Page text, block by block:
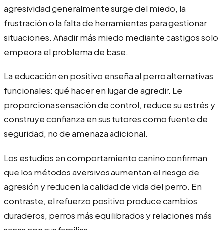
agresividad generalmente surge del miedo, la
frustración o la falta de herramientas para gestionar
situaciones. Añadir más miedo mediante castigos solo
empeora el problema de base.
La educación en positivo enseña al perro alternativas
funcionales: qué hacer en lugar de agredir. Le
proporciona sensación de control, reduce su estrés y
construye confianza en sus tutores como fuente de
seguridad, no de amenaza adicional.
Los estudios en comportamiento canino confirman
que los métodos aversivos aumentan el riesgo de
agresión y reducen la calidad de vida del perro. En
contraste, el refuerzo positivo produce cambios
duraderos, perros más equilibrados y relaciones más